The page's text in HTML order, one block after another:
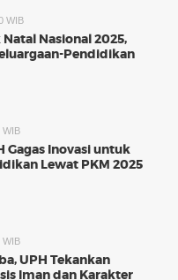
WIB
Nasional 2025,
Pendidikan
WIB
Gagas Inovasi untuk
Lewat PKM 2025
WIB
UPH Tekankan
Iman dan Karakter